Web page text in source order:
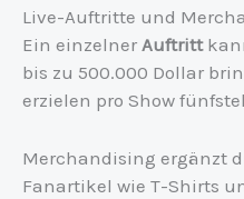
Live-Auftritte und
Ein einzelner Auftritt
bis zu 500.000 Dollar
erzielen pro Show
Merchandising ergänzt
Fanartikel wie T-Shirts